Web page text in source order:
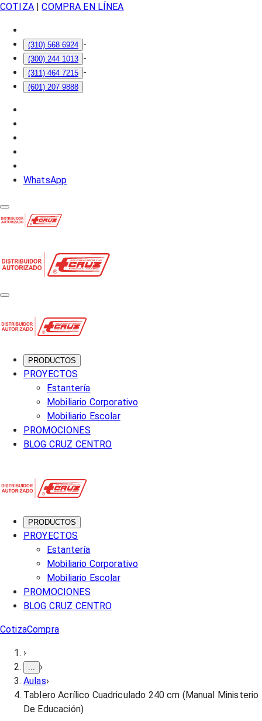
COTIZA| COMPRA EN LÍNEA
(310) 568 6924 -
(300) 244 1013 -
(311) 464 7215 -
(601) 207 9888
WhatsApp
PRODUCTOS
PROYECTOS
Estantería
Mobiliario Corporativo
Mobiliario Escolar
PROMOCIONES
BLOG CRUZ CENTRO
PRODUCTOS
PROYECTOS
Estantería
Mobiliario Corporativo
Mobiliario Escolar
PROMOCIONES
BLOG CRUZ CENTRO
CotizaCompra
›
›
Aulas›
Tablero Acrílico Cuadriculado 240 cm (Manual Ministerio
De Educación)